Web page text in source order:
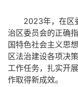
2023年，在区
治区委员会的正确
国特色社会主义思
区法治建设各项决
工作任务，扎实开
作取得新成效。